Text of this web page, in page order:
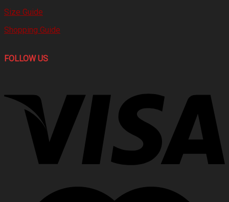
Size Guide
Shopping Guide
FOLLOW US